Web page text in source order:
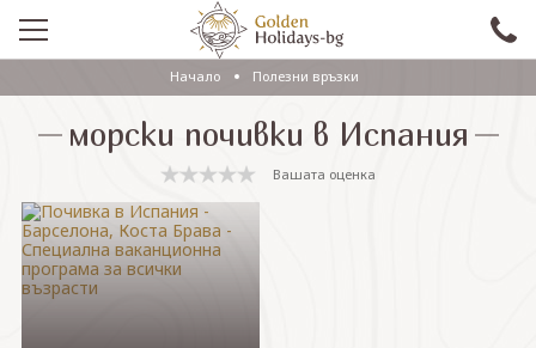
ПРОМО
EКСКУРЗИИ СЪС САМОЛЕТ
САМОЛЕТНИ ПОЧИВКИ
ПОЧИВКИ С АВТОБУС
Начало Полезни връзки
морски почивки в Испания
Вашата оценка